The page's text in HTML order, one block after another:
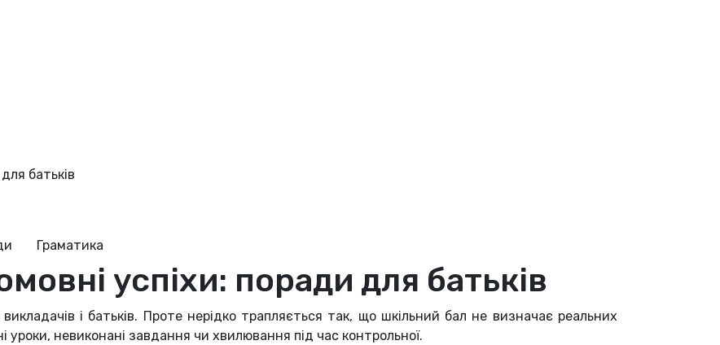
батьків
Граматика
успіхи: поради для батьків
і батьків. Проте нерідко трапляється так, що шкільний бал не визначає реальних
невиконані завдання чи хвилювання під час контрольної.